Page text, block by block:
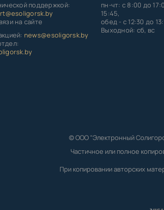
поддержкой:
на сайте
news@esoligorsk.by
пн-чт: с 8:00 до
15:45,
обед - с 12:30 до
Выходной: сб, вс
© ООО "Электронный
Частичное или полное
При копировании авторских